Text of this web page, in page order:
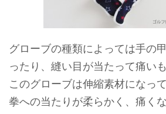
グローブの種類によっては手の
ったり、縫い目が当たって痛い
このグローブは伸縮素材になっ
拳への当たりが柔らかく、痛くな